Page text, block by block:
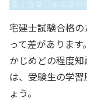
宅建士試験合格
って差がありま
かじめどの程度
は、受験生の学
ょう。